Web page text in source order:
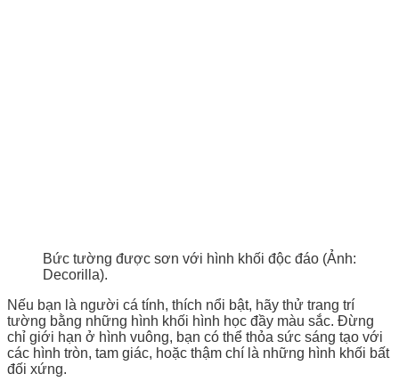
Bức tường được sơn với hình khối độc đáo (Ảnh:
Decorilla).
Nếu bạn là người cá tính, thích nổi bật, hãy thử trang trí
tường bằng những hình khối hình học đầy màu sắc. Đừng
chỉ giới hạn ở hình vuông, bạn có thể thỏa sức sáng tạo với
các hình tròn, tam giác, hoặc thậm chí là những hình khối bất
đối xứng.